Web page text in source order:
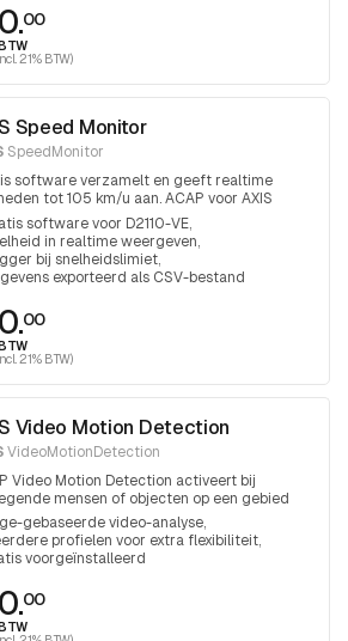
00
21% BTW)
Speed Monitor
SpeedMonitor
software verzamelt en geeft realtime
tot 105 km/u aan. ACAP voor AXIS
VE radar
software voor D2110-VE
in realtime weergeven
bij snelheidslimiet
exporteerd als CSV-bestand
00
21% BTW)
Video Motion Detection
VideoMotionDetection
Video Motion Detection activeert bij
mensen of objecten op een gebied
gebaseerde video-analyse
profielen voor extra flexibiliteit
voorgeïnstalleerd
00